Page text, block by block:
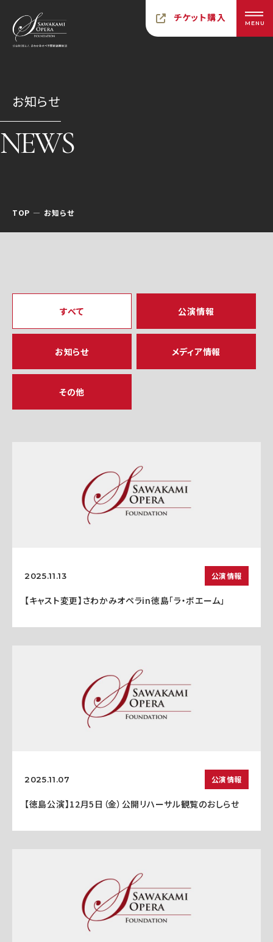
チケット購入 MENU
お知らせ
NEWS
TOP お知らせ
すべて 公演情報
お知らせ メディア情報
その他
2025.11.13 公演情報
【キャスト変更】さわかみオペラin徳島「ラ・ボエーム」
2025.11.07 公演情報
【徳島公演】12月5日（金）公開リハーサル観覧のおしらせ